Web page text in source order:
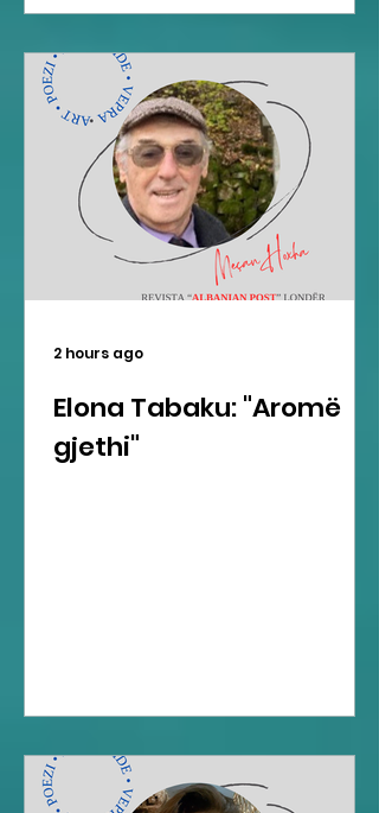
Elona Tabaku: "Aromë
gjethi"
2 hours ago